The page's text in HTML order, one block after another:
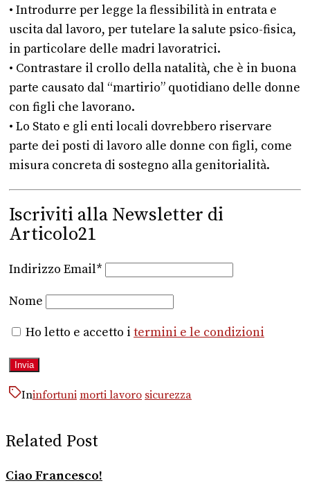
• Introdurre per legge la flessibilità in entrata e
uscita dal lavoro, per tutelare la salute psico-fisica,
in particolare delle madri lavoratrici.
• Contrastare il crollo della natalità, che è in buona
parte causato dal “martirio” quotidiano delle donne
con figli che lavorano.
• Lo Stato e gli enti locali dovrebbero riservare
parte dei posti di lavoro alle donne con figli, come
misura concreta di sostegno alla genitorialità.
Iscriviti alla Newsletter di
Articolo21
Indirizzo Email*
Nome
Ho letto e accetto i termini e le condizioni
Ininfortuni morti lavoro sicurezza
Related Post
Ciao Francesco!